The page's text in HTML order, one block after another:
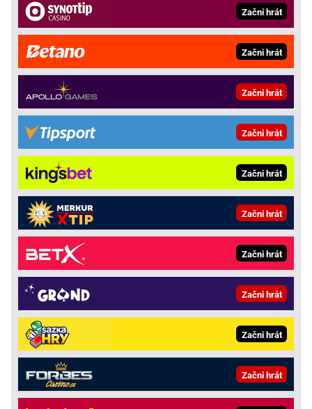
Začni hrát
Začni hrát
Začni hrát
Začni hrát
Začni hrát
Začni hrát
Začni hrát
Začni hrát
Začni hrát
Začni hrát